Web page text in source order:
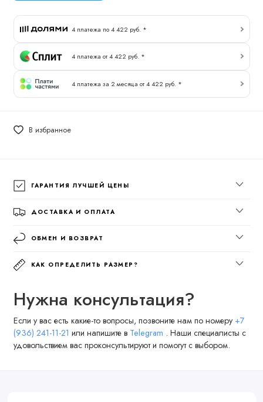
4 платежа по 4 422 руб. *
4 платежа от 4 422 руб. *
4 платежа за 2 месяца от 4 422 руб. *
В избранное
ГАРАНТИЯ ЛУЧШЕЙ ЦЕНЫ
ДОСТАВКА И ОПЛАТА
ОБМЕН И ВОЗВРАТ
КАК ОПРЕДЕЛИТЬ РАЗМЕР?
Нужна консультация?
Если у вас есть какие-то вопросы, позвоните нам по номеру +7
(936) 241-11-21 или напишите в Telegram . Наши специалисты с
удовольствием вас проконсультируют и помогут с выбором.